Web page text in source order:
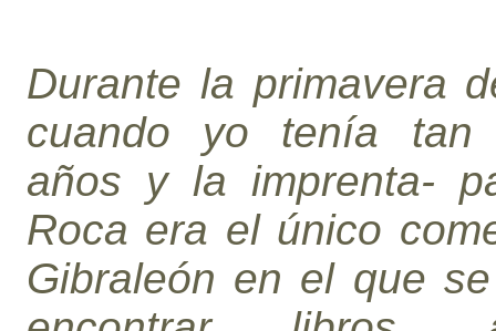
Durante la primavera
cuando yo tenía
años y la imprenta-
Roca era el único
Gibraleón en el que